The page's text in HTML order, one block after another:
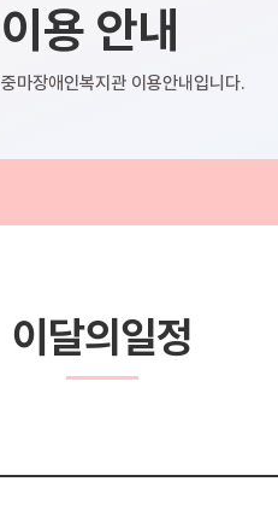
이용 안내
중마장애인복지관 이용안내입니다.
이달의일정